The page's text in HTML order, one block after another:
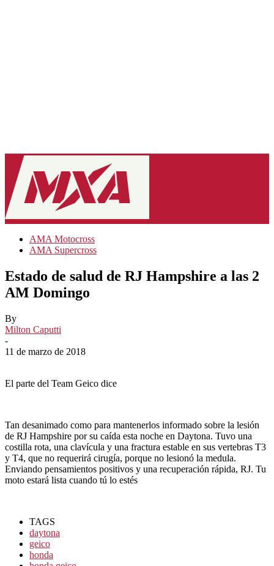
AMA Motocross
AMA Supercross
Estado de salud de RJ Hampshire a las 2
AM Domingo
By
Milton Caputti
-
11 de marzo de 2018
El parte del Team Geico dice
Tan desanimado como para mantenerlos informado sobre la lesión
de RJ Hampshire por su caída esta noche en Daytona. Tuvo una
costilla rota, una clavícula y una fractura estable en sus vertebras T3
y T4, que no requerirá cirugía, porque no lesionó la medula.
Enviando pensamientos positivos y una recuperación rápida, RJ. Tu
moto estará lista cuando tú lo estés
TAGS
daytona
geico
honda